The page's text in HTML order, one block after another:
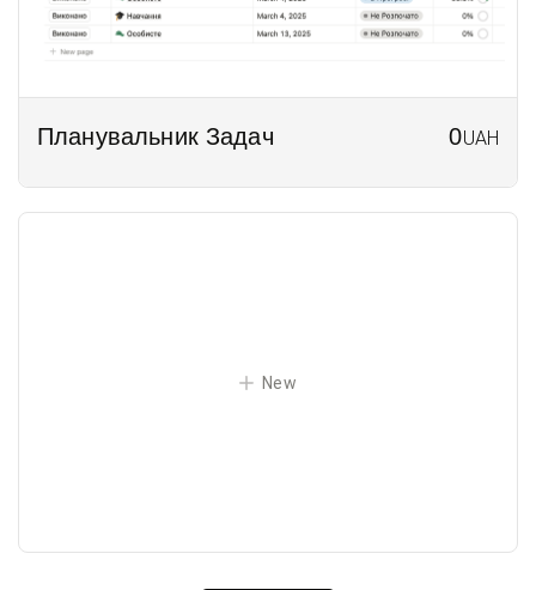
Планувальник Задач 0UAH
New